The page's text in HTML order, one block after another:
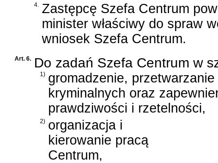
4. Zastępcę Szefa Centrum
minister właściwy do spraw
wniosek Szefa Centrum.
Art. 6. Do zadań Szefa Centrum w
1) gromadzenie,
kryminalnych oraz
prawdziwości i rzetelności,
2) organizacja i
kierowanie pracą
Centrum,